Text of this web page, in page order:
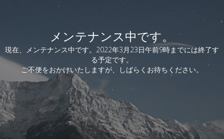
メンテナンス中です。
現在、メンテナンス中です。2022年3月23日午前9時までには終了す
る予定です。
ご不便をおかけいたしますが、しばらくお待ちください。